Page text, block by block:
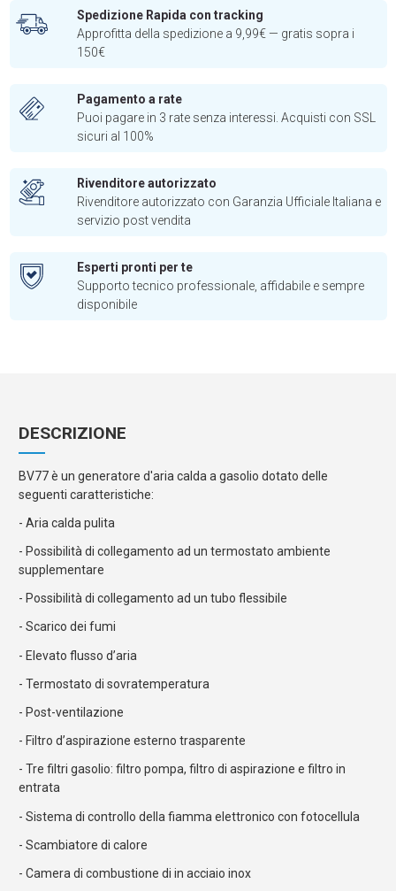
Spedizione Rapida con tracking
Approfitta della spedizione a 9,99€ — gratis sopra i
150€
Pagamento a rate
Puoi pagare in 3 rate senza interessi. Acquisti con SSL
sicuri al 100%
Rivenditore autorizzato
Rivenditore autorizzato con Garanzia Ufficiale Italiana e
servizio post vendita
Esperti pronti per te
Supporto tecnico professionale, affidabile e sempre
disponibile
DESCRIZIONE
BV77 è un generatore d'aria calda a gasolio dotato delle
seguenti caratteristiche:
- Aria calda pulita
- Possibilità di collegamento ad un termostato ambiente
supplementare
- Possibilità di collegamento ad un tubo flessibile
- Scarico dei fumi
- Elevato flusso d’aria
- Termostato di sovratemperatura
- Post-ventilazione
- Filtro d’aspirazione esterno trasparente
- Tre filtri gasolio: filtro pompa, filtro di aspirazione e filtro in
entrata
- Sistema di controllo della fiamma elettronico con fotocellula
- Scambiatore di calore
- Camera di combustione di in acciaio inox